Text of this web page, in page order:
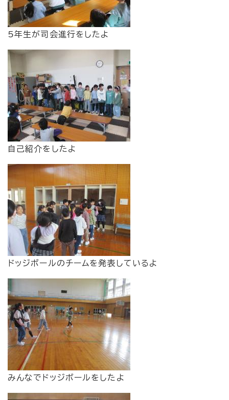
5年生が司会進行をしたよ
自己紹介をしたよ
ドッジボールのチームを発表しているよ
みんなでドッジボールをしたよ